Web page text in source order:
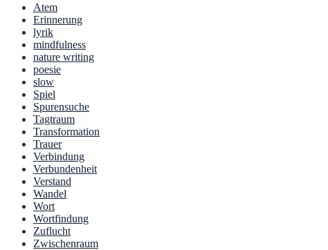
Atem
Erinnerung
lyrik
mindfulness
nature writing
poesie
slow
Spiel
Spurensuche
Tagtraum
Transformation
Trauer
Verbindung
Verbundenheit
Verstand
Wandel
Wort
Wortfindung
Zuflucht
Zwischenraum